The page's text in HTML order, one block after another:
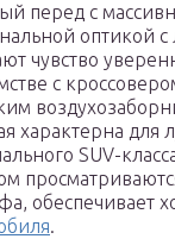
перед с
оптикой
чувство
с
характерна для
SUV-
обеспечивает
.